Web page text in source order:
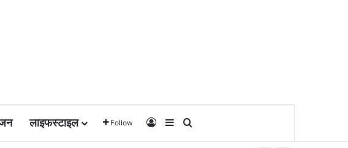
लाइफस्टाइल Follow Log InSidebar